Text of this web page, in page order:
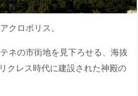
クロポリス。
ネの市街地を見下ろせる、海抜
クレス時代に建設された神殿の